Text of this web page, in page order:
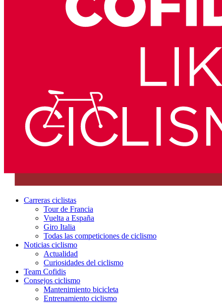
Carreras ciclistas
Tour de Francia
Vuelta a España
Giro Italia
Todas las competiciones de ciclismo
Noticias ciclismo
Actualidad
Curiosidades del ciclismo
Team Cofidis
Consejos ciclismo
Mantenimiento bicicleta
Entrenamiento ciclismo